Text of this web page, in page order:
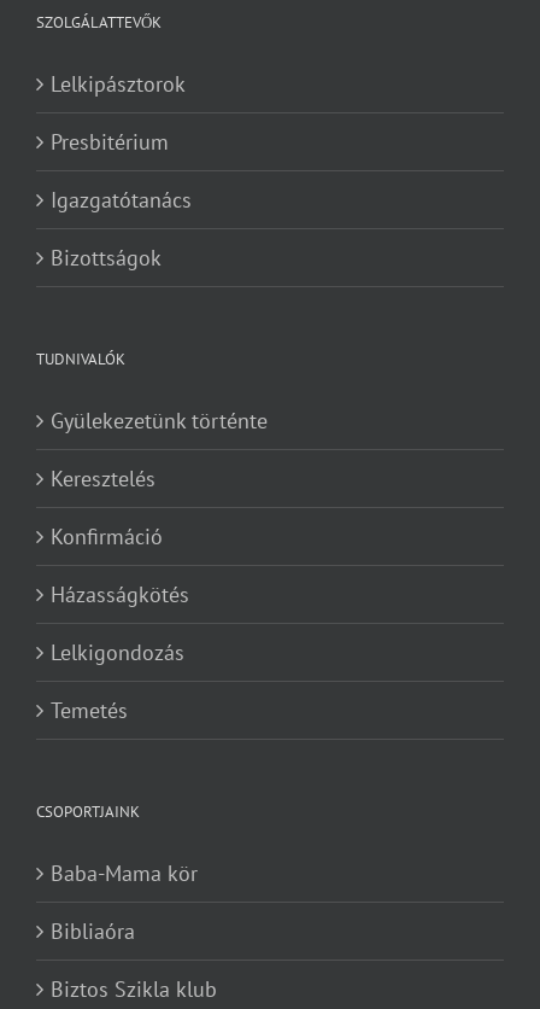
SZOLGÁLATTEVŐK
Lelkipásztorok
Presbitérium
Igazgatótanács
Bizottságok
TUDNIVALÓK
Gyülekezetünk történte
Keresztelés
Konfirmáció
Házasságkötés
Lelkigondozás
Temetés
CSOPORTJAINK
Baba-Mama kör
Bibliaóra
Biztos Szikla klub